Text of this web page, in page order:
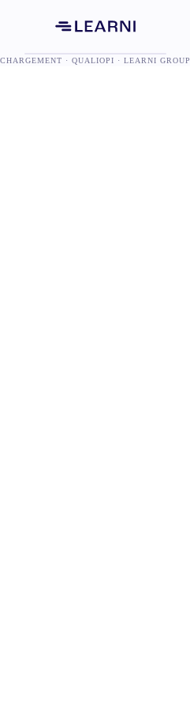
CHARGEMENT · QUALIOPI · LEARNI GROUP